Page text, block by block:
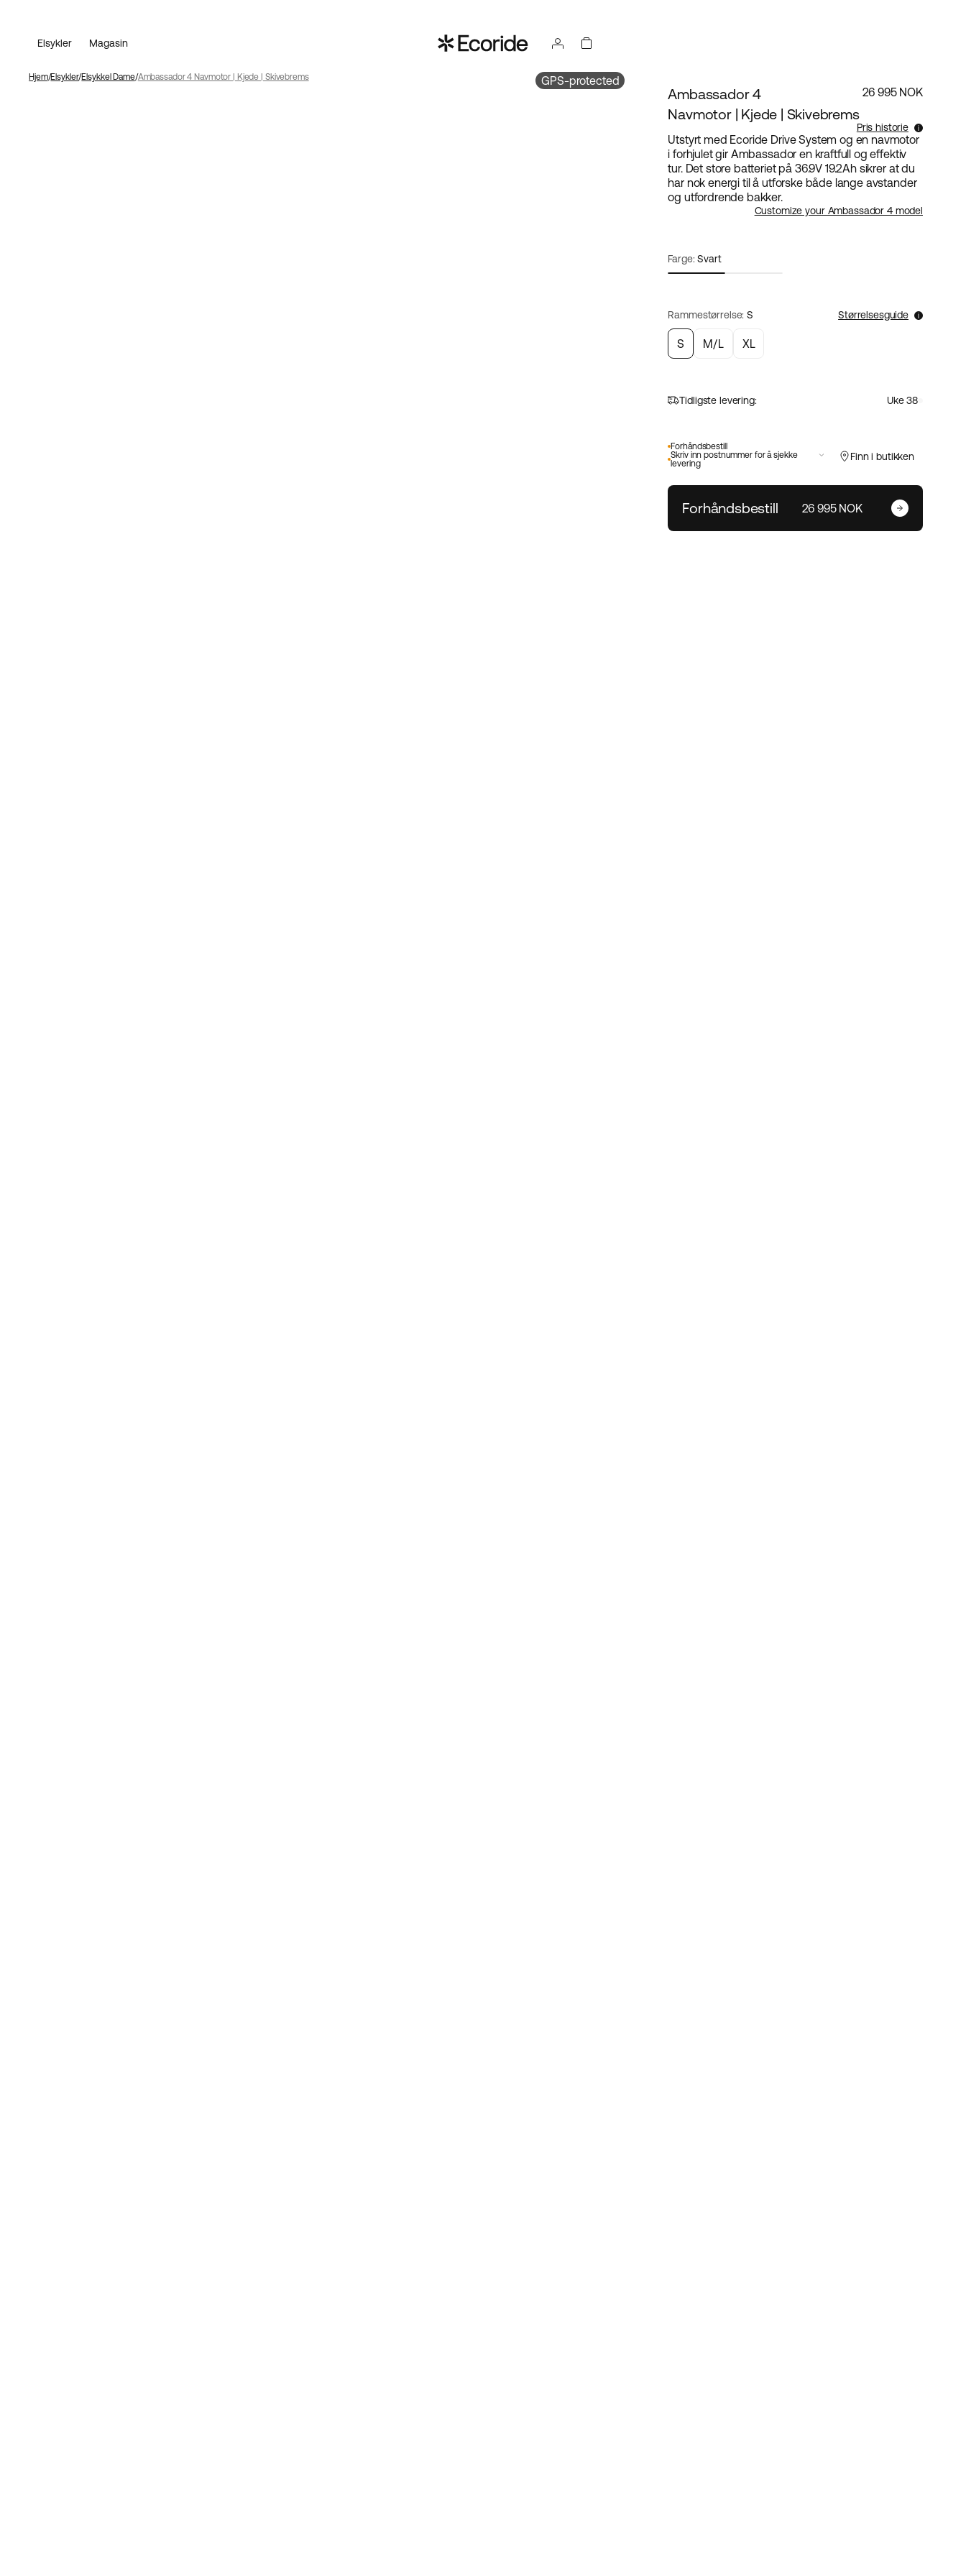
Elsykler Magasin
Hjem Elsykler Elsykkel Dame Ambassador 4 Navmotor | Kjede | Skivebrems GPS-protected
Ambassador 4
Navmotor | Kjede | Skivebrems
26 995 NOK
Pris historie
Laveste salgspris for dette produktet de siste 30
dagene er 26 995 NOK.
Utstyrt med Ecoride Drive System og en navmotor
i forhjulet gir Ambassador en kraftfull og effektiv
tur. Det store batteriet på 36.9V 19.2Ah sikrer at du
har nok energi til å utforske både lange avstander
og utfordrende bakker.
Customize your Ambassador 4 model
Farge:Svart
Rammestørrelse:S Størrelsesguide
S M/L XL
Tidligste levering: Uke 38
Forhåndsbestill
Skriv inn postnummer for å sjekke
levering
Skriv inn postnummeret ditt
Finn i butikken
Forhåndsbestill 26 995 NOK